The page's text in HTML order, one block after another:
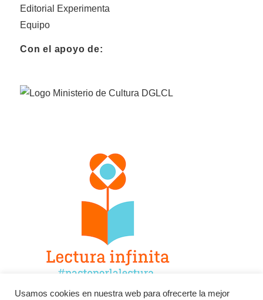
Editorial Experimenta
Equipo
Con el apoyo de:
Usamos cookies en nuestra web para ofrecerte la mejor